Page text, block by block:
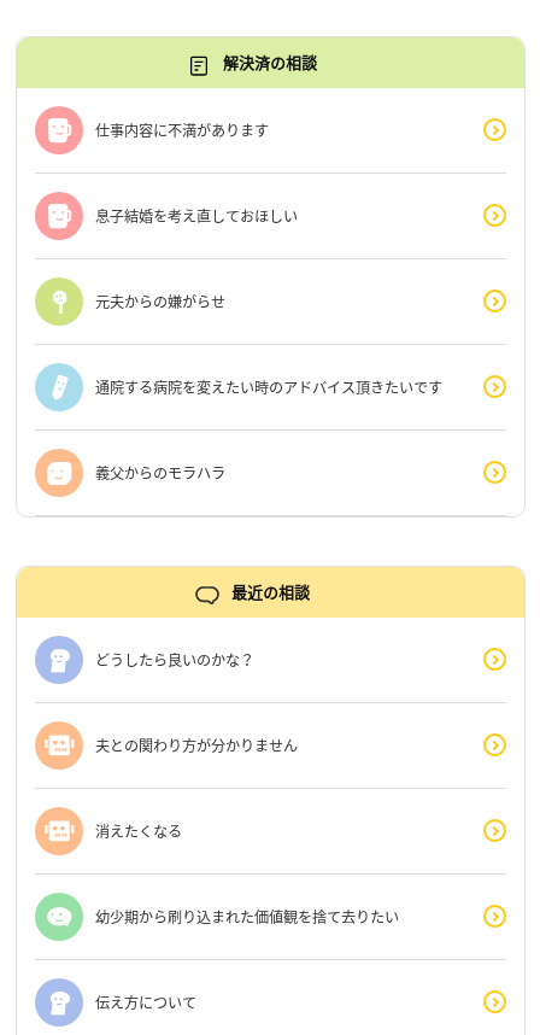
解決済の相談
仕事内容に不満があります
息子結婚を考え直しておほしい
元夫からの嫌がらせ
通院する病院を変えたい時のアドバイス頂きたいです
義父からのモラハラ
最近の相談
どうしたら良いのかな？
夫との関わり方が分かりません
消えたくなる
幼少期から刷り込まれた価値観を捨て去りたい
伝え方について